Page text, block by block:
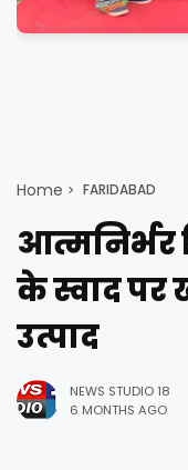
Home FARIDABAD
आत्मनिर्भर
के स्वाद पर
उत्पाद
NEWS STUDIO 18
6 MONTHS AGO